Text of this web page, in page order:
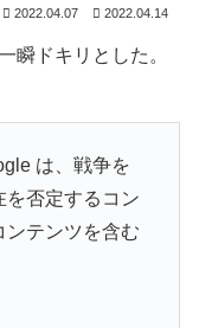
2022.04.07 2022.04.14
瞬ドキリとした。
は、戦争を
を否定するコン
ンテンツを含む